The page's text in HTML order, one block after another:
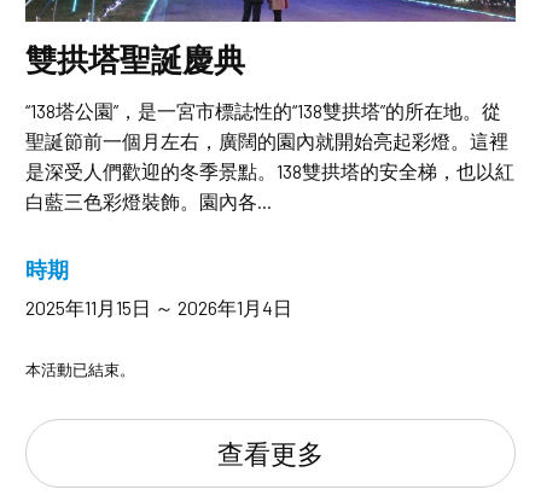
雙拱塔聖誕慶典
“138塔公園”，是一宮市標誌性的“138雙拱塔”的所在地。從
聖誕節前一個月左右，廣闊的園內就開始亮起彩燈。這裡
是深受人們歡迎的冬季景點。138雙拱塔的安全梯，也以紅
白藍三色彩燈裝飾。園內各...
時期
2025年11月15日 ～ 2026年1月4日
本活動已結束。
查看更多